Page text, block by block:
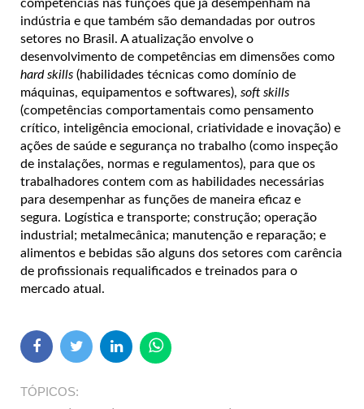
competências nas funções que já desempenham na
indústria e que também são demandadas por outros
setores no Brasil. A atualização envolve o
desenvolvimento de competências em dimensões como
hard skills (habilidades técnicas como domínio de
máquinas, equipamentos e softwares), soft skills
(competências comportamentais como pensamento
crítico, inteligência emocional, criatividade e inovação) e
ações de saúde e segurança no trabalho (como inspeção
de instalações, normas e regulamentos), para que os
trabalhadores contem com as habilidades necessárias
para desempenhar as funções de maneira eficaz e
segura. Logística e transporte; construção; operação
industrial; metalmecânica; manutenção e reparação; e
alimentos e bebidas são alguns dos setores com carência
de profissionais requalificados e treinados para o
mercado atual.
TÓPICOS